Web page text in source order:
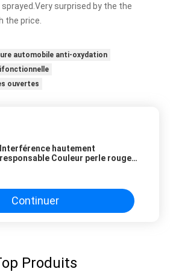
surprised by the the
the price.
automobile anti-oxydation
ouvertes
Interférence hautement
responsable Couleur perle rouge
Continuer
Produits